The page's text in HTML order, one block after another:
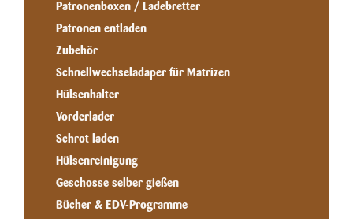
Patronenboxen / Ladebretter
Patronen entladen
Zubehör
Schnellwechseladaper für Matrizen
Hülsenhalter
Vorderlader
Schrot laden
Hülsenreinigung
Geschosse selber gießen
Bücher & EDV-Programme